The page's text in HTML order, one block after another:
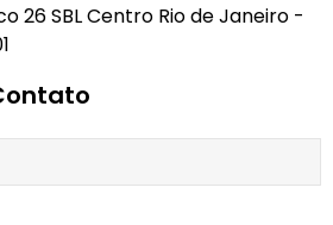
26 SBL Centro Rio de Janeiro -